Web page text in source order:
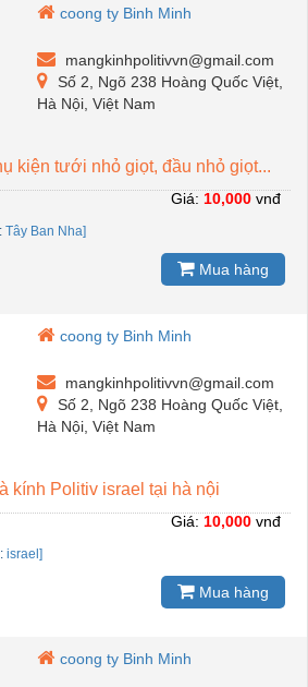
coong ty Binh Minh
mangkinhpolitivvn@gmail.com
Số 2, Ngõ 238 Hoàng Quốc Việt,
Hà Nội, Việt Nam
kiện tưới nhỏ giọt, đầu nhỏ giọt...
: Tây Ban Nha]
Giá: 10,000 vnđ
Mua hàng
coong ty Binh Minh
mangkinhpolitivvn@gmail.com
Số 2, Ngõ 238 Hoàng Quốc Việt,
Hà Nội, Việt Nam
kính Politiv israel tại hà nội
: israel]
Giá: 10,000 vnđ
Mua hàng
coong ty Binh Minh